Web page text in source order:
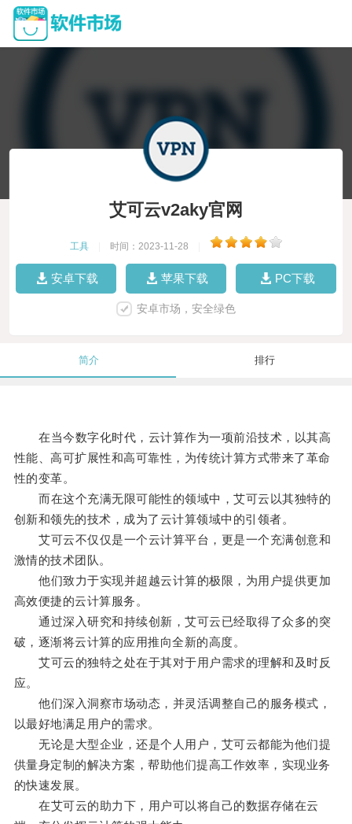
艾可云v2aky官网
工具 时间：2023-11-28
安卓下载 苹果下载 PC下载
安卓市场，安全绿色
简介 排行
在当今数字化时代，云计算作为一项前沿技术，以其高
性能、高可扩展性和高可靠性，为传统计算方式带来了革命
性的变革。
而在这个充满无限可能性的领域中，艾可云以其独特的
创新和领先的技术，成为了云计算领域中的引领者。
艾可云不仅仅是一个云计算平台，更是一个充满创意和
激情的技术团队。
他们致力于实现并超越云计算的极限，为用户提供更加
高效便捷的云计算服务。
通过深入研究和持续创新，艾可云已经取得了众多的突
破，逐渐将云计算的应用推向全新的高度。
艾可云的独特之处在于其对于用户需求的理解和及时反
应。
他们深入洞察市场动态，并灵活调整自己的服务模式，
以最好地满足用户的需求。
无论是大型企业，还是个人用户，艾可云都能为他们提
供量身定制的解决方案，帮助他们提高工作效率，实现业务
的快速发展。
在艾可云的助力下，用户可以将自己的数据存储在云